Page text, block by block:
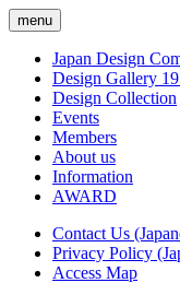
menu
Japan Design
Design Gallery
Design Collection
Events
Members
About us
Information
AWARD
Contact Us
Privacy Policy
Access Map